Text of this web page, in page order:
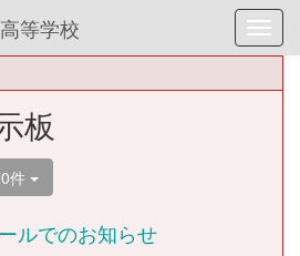
等学校
板
件
ルでのお知らせ